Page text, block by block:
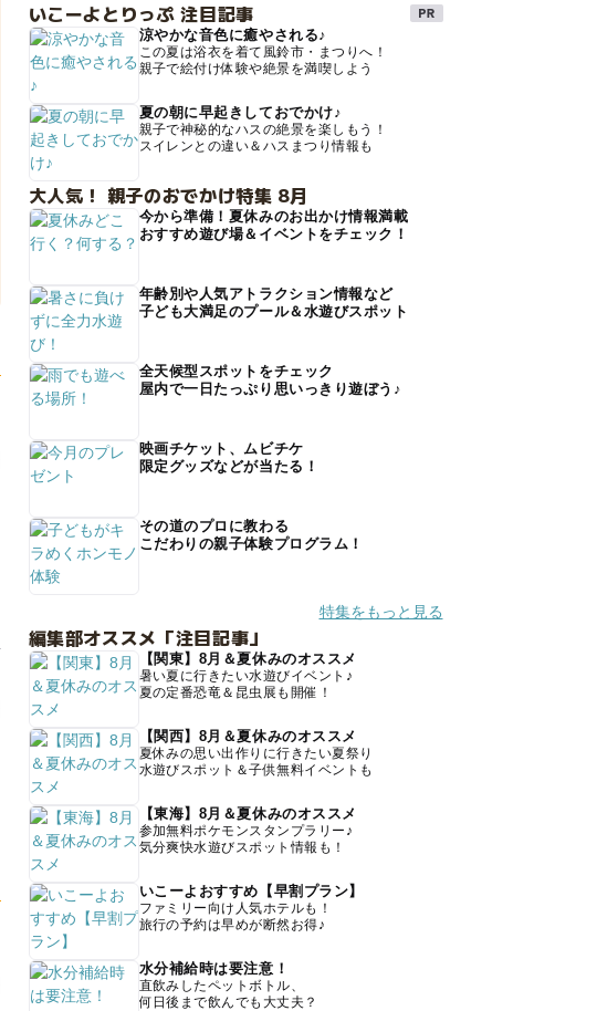
いこーよとりっぷ 注目記事
涼やかな音色に癒やされる♪
この夏は浴衣を着て風鈴市・まつりへ！
親子で絵付け体験や絶景を満喫しよう
夏の朝に早起きしておでかけ♪
親子で神秘的なハスの絶景を楽しもう！
スイレンとの違い＆ハスまつり情報も
大人気！ 親子のおでかけ特集 8月
今から準備！夏休みのお出かけ情報満載
おすすめ遊び場＆イベントをチェック！
年齢別や人気アトラクション情報など
子ども大満足のプール＆水遊びスポット
全天候型スポットをチェック
屋内で一日たっぷり思いっきり遊ぼう♪
映画チケット、ムビチケ
限定グッズなどが当たる！
その道のプロに教わる
こだわりの親子体験プログラム！
特集をもっと見る
編集部オススメ「注目記事」
【関東】8月＆夏休みのオススメ
暑い夏に行きたい水遊びイベント♪
夏の定番恐竜＆昆虫展も開催！
【関西】8月＆夏休みのオススメ
夏休みの思い出作りに行きたい夏祭り
水遊びスポット＆子供無料イベントも
【東海】8月＆夏休みのオススメ
参加無料ポケモンスタンプラリー♪
気分爽快水遊びスポット情報も！
いこーよおすすめ【早割プラン】
ファミリー向け人気ホテルも！
旅行の予約は早めが断然お得♪
水分補給時は要注意！
直飲みしたペットボトル、
何日後まで飲んでも大丈夫？